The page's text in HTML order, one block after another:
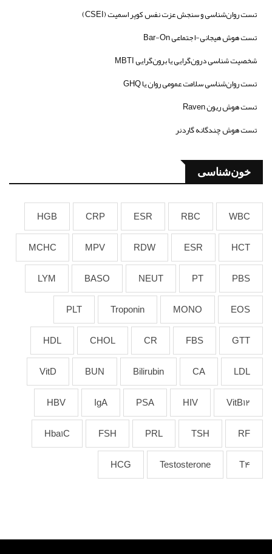
تست روان‌شناسی و سنجش عزت نفس کوپر اسمیت (CSEI)
تست هوش هیجانی-اجتماعی Bar-On
شخصیت شناسی درون‌گرایی یا برون‌گرایی MBTI
تست روان‌شناسی سلامت عمومی روان یا GHQ
تست هوش ریون Raven
تست هوش چندگانه گاردنر
خون‌شناسی
WBC
RBC
ESR
CRP
HGB
HCT
ESR
RDW
MPV
MCHC
PBS
PT
NEUT
BASO
LYM
EOS
MONO
Troponin
PLT
GTT
FBS
CR
CHOL
HDL
LDL
CA
Bilirubin
BUN
VitD
VitB12
HIV
PSA
IgA
HBV
RF
TSH
PRL
FSH
Hba1C
T4
Testosterone
HCG